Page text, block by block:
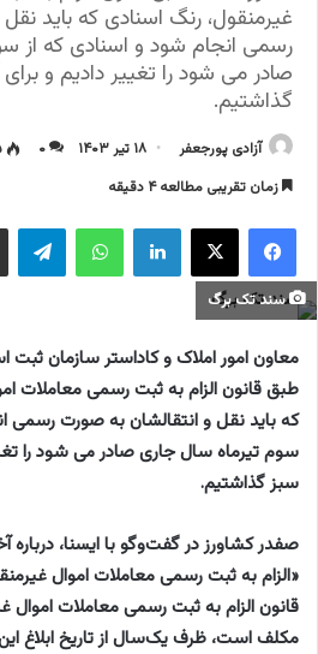
غیرمنقول، رنگ اسنادی که باید
رسمی انجام شود و اسنادی که از
صادر می شود را تغییر دادیم و
گذاشتیم.
آزادی پورجعفر ۱۸ تیر ۱۴۰۳ ۰
زمان تقریبی مطالعه ۴ دقیقه
فیسبوک ایکس لینکداین واتس آپ تلگرام
سند تک برگ
معاون امور املاک و کاداستر سازمان
طبق قانون الزام به ثبت رسمی معاملات
که باید نقل و انتقالشان به صورت رسمی
سوم تیرماه سال جاری صادر می شود را
سبز گذاشتیم.
صفدر کشاورز در گفت‌وگو با ایسنا،
قانون الزام به ثبت رسمی معاملات اموال
مکلف است، ظرف یک­‌سال از تاریخ ابلاغ این